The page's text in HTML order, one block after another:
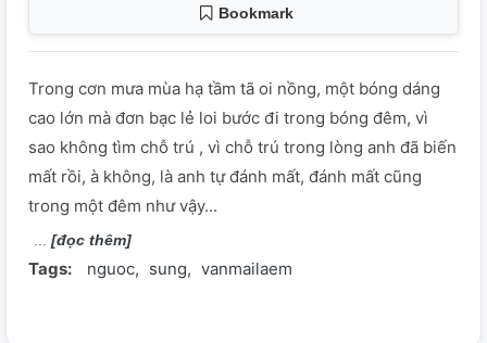
Bookmark
Trong cơn mưa mùa hạ tầm tã oi nồng, một bóng dáng
cao lớn mà đơn bạc lẻ loi bước đi trong bóng đêm, vì
sao không tìm chỗ trú , vì chỗ trú trong lòng anh đã biến
mất rồi, à không, là anh tự đánh mất, đánh mất cũng
trong một đêm như vậy...
[đọc thêm]
Tags: nguoc sung vanmailaem